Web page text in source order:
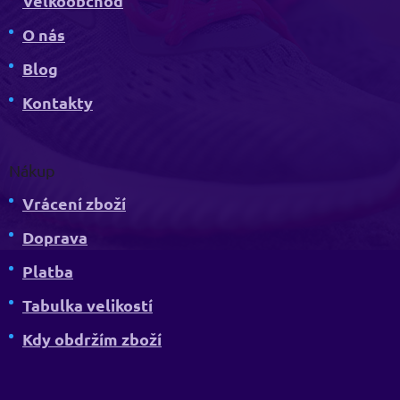
O nás
Blog
Kontakty
Nákup
Vrácení zboží
Doprava
Platba
Tabulka velikostí
Kdy obdržím zboží